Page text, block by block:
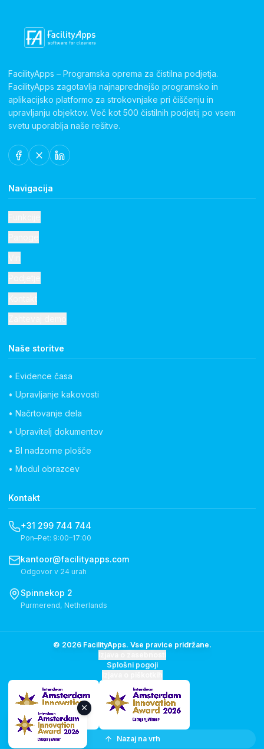
FacilityApps – Programska oprema za čistilna podjetja.
FacilityApps zagotavlja najnaprednejšo programsko in
aplikacijsko platformo za strokovnjake pri čiščenju in
upravljanju objektov. Več kot 500 čistilnih podjetij po vsem
svetu uporablja naše rešitve.
Navigacija
Naše storitve
• Evidence časa
• Upravljanje kakovosti
• Načrtovanje dela
• Upravitelj dokumentov
• BI nadzorne plošče
• Modul obrazcev
Kontakt
+31 299 744 744
Pon–Pet: 9:00–17:00
kantoor@facilityapps.com
Odgovor v 24 urah
Spinnekop 2
Purmerend, Netherlands
© 2026 FacilityApps. Vse pravice pridržane.
Splošni pogoji
Nazaj na vrh